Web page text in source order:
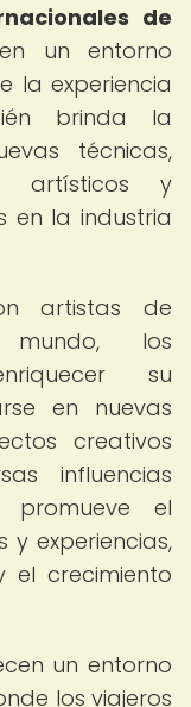
de
un entorno
la experiencia
brinda la
técnicas,
artísticos y
en la industria
artistas de
los
su
en nuevas
creativos
influencias
promueve el
y experiencias,
crecimiento
un entorno
los viajeros